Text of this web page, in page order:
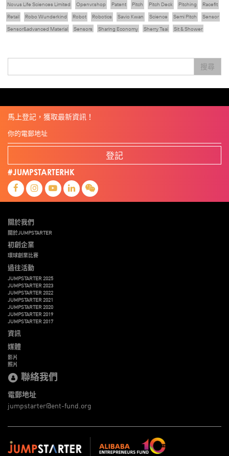
Novus Life Sciences Limited
Openvr.shop Patent Pitch Pitch Deck Pitching
Racefit
Retail
Robo Wunderkind Robot Robotics Savio Kwan Science Semi Pitch
Sensor
Sensor&advanced Material
Sensors Sharing Economy Sherry Tsai
Sit & Shower
朱嘉盈
林亮 楊聖武 機械人技術 盛智文 線上視頻 總決賽 蔡曉慧
車品覺
搜尋
馬上登記，獲取最新資訊！
登記
#JUMPSTARTERHK
關於我們
關於JUMPSTARTER
初創企業
環球創業比賽
過往活動
JUMPSTARTER 2025
JUMPSTARTER 2023
JUMPSTARTER 2022
JUMPSTARTER 2021
JUMPSTARTER 2020
JUMPSTARTER 2019
JUMPSTARTER 2017
資訊
媒體
影片
照片
聯絡我們
電郵地址
jumpstarter@ent-fund.org